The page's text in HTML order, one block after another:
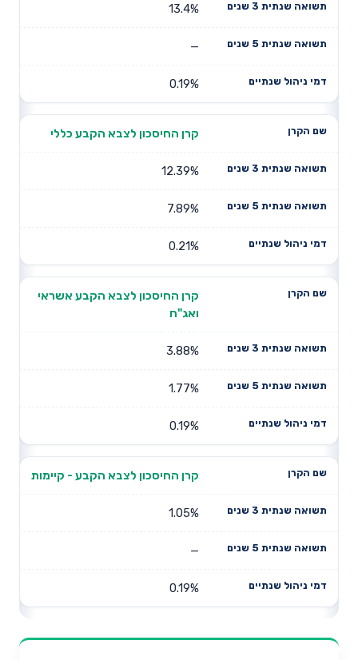
13.4%
—
0.19%
קרן החיסכון לצבא הקבע כללי
12.39%
7.89%
0.21%
קרן החיסכון לצבא הקבע אשראי
ואג"ח
3.88%
1.77%
0.19%
קרן החיסכון לצבא הקבע - קיימות
1.05%
—
0.19%